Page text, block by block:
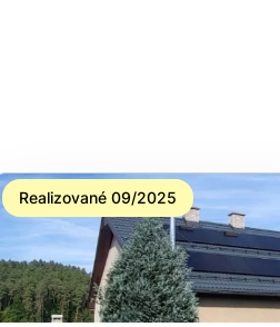
Realizované 09/2025